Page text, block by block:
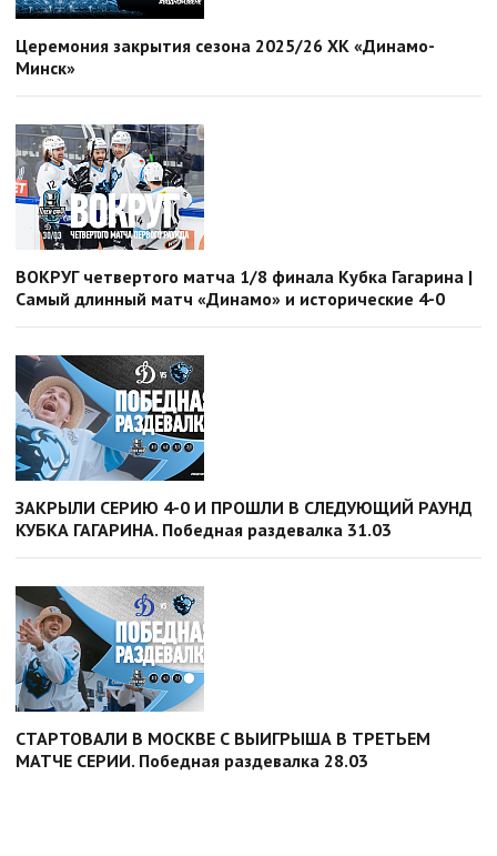
Церемония закрытия сезона 2025/26 ХК «Динамо-
Минск»
ВОКРУГ четвертого матча 1/8 финала Кубка Гагарина |
Самый длинный матч «Динамо» и исторические 4-0
ЗАКРЫЛИ СЕРИЮ 4-0 И ПРОШЛИ В СЛЕДУЮЩИЙ РАУНД
КУБКА ГАГАРИНА. Победная раздевалка 31.03
СТАРТОВАЛИ В МОСКВЕ С ВЫИГРЫША В ТРЕТЬЕМ
МАТЧЕ СЕРИИ. Победная раздевалка 28.03